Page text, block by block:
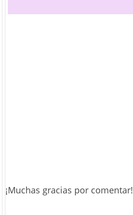
¡Muchas gracias por comentar!